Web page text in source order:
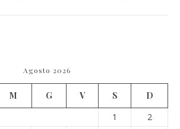
Agosto 2026
M G V S
D
1
2